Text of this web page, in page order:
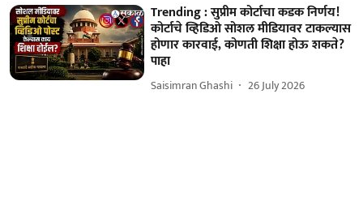
Trending : सुप्रीम कोर्टाचा कडक निर्णय!
कोर्टाचे व्हिडिओ सोशल मीडियावर टाकल्यास
होणार कारवाई, कोणती शिक्षा होऊ शकते?
पाहा
Saisimran Ghashi 26 July 2026